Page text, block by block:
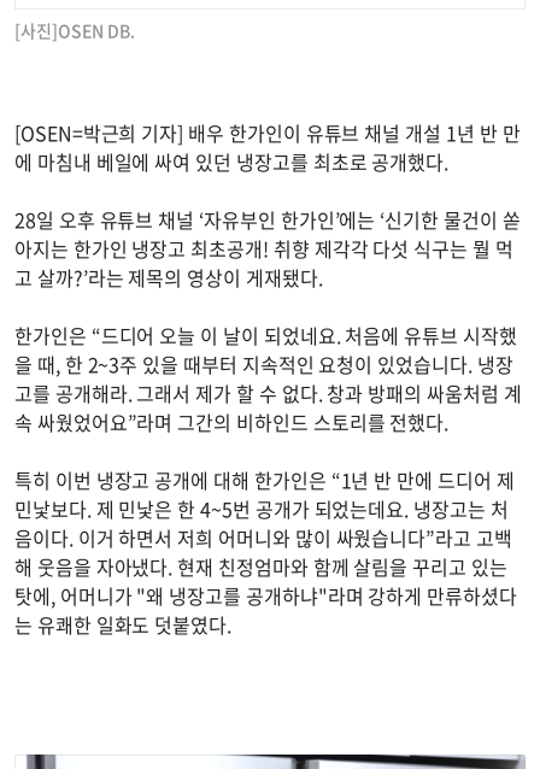
[사진]OSEN DB.
[OSEN=박근희 기자] 배우 한가인이 유튜브 채널 개설 1년 반 만
에 마침내 베일에 싸여 있던 냉장고를 최초로 공개했다.
28일 오후 유튜브 채널 ‘자유부인 한가인’에는 ‘신기한 물건이 쏟
아지는 한가인 냉장고 최초공개! 취향 제각각 다섯 식구는 뭘 먹
고 살까?’라는 제목의 영상이 게재됐다.
한가인은 “드디어 오늘 이 날이 되었네요. 처음에 유튜브 시작했
을 때, 한 2~3주 있을 때부터 지속적인 요청이 있었습니다. 냉장
고를 공개해라. 그래서 제가 할 수 없다. 창과 방패의 싸움처럼 계
속 싸웠었어요”라며 그간의 비하인드 스토리를 전했다.
특히 이번 냉장고 공개에 대해 한가인은 “1년 반 만에 드디어 제
민낯보다. 제 민낯은 한 4~5번 공개가 되었는데요. 냉장고는 처
음이다. 이거 하면서 저희 어머니와 많이 싸웠습니다”라고 고백
해 웃음을 자아냈다. 현재 친정엄마와 함께 살림을 꾸리고 있는
탓에, 어머니가 "왜 냉장고를 공개하냐"라며 강하게 만류하셨다
는 유쾌한 일화도 덧붙였다.